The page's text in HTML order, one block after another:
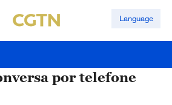
Language
por telefone